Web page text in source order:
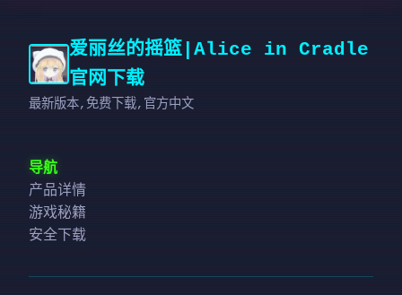
爱丽丝的摇篮|Alice in Cradle
官网下载
最新版本,免费下载,官方中文
导航
产品详情
游戏秘籍
安全下载